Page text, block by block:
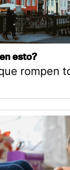
esto?
rompen